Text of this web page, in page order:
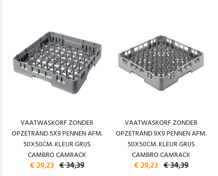
VAATWASKORF ZONDER
OPZETRAND 5X9 PENNEN AFM.
50X50CM. KLEUR GRIJS
CAMBRO CAMRACK
€ 29,23 € 34,39
VAATWASKORF ZONDER
OPZETRAND 9X9 PENNEN AFM.
50X50CM. KLEUR GRIJS
CAMBRO CAMRACK
€ 29,23 € 34,39